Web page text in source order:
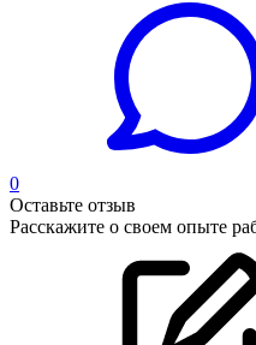
0
Оставьте отзыв
Расскажите о своем опыте